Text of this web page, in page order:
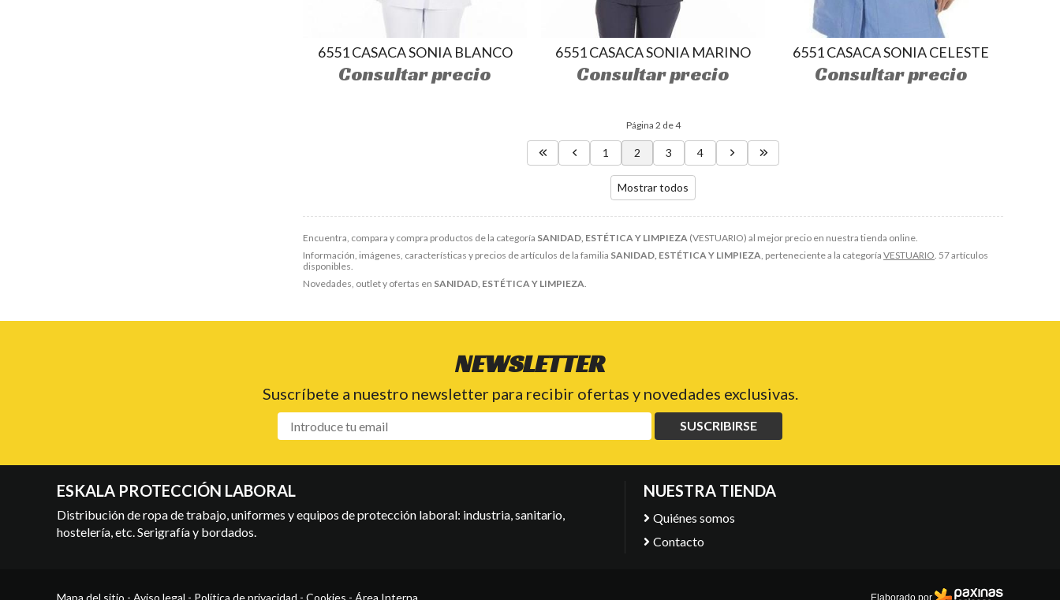
Encuentra, compara y compra productos de la categoría SANIDAD, ESTÉTICA Y LIMPIEZA (VESTUARIO) al mejor precio en nuestra tienda online.
Información, imágenes, características y precios de artículos de la familia SANIDAD, ESTÉTICA Y LIMPIEZA , perteneciente a la categoría VESTUARIO . 57 artículos
disponibles.
Novedades, outlet y ofertas en SANIDAD, ESTÉTICA Y LIMPIEZA
6551 CASACA SONIA BLANCO
Consultar precio
6551 CASACA SONIA MARINO
Consultar precio
6551 CASACA SONIA CELESTE
Consultar precio
Página 2 de 4
1 2 3 4
Mostrar todos
NEWSLETTER
Suscríbete a nuestro newsletter para recibir ofertas y novedades exclusivas.
SUSCRIBIRSE
ESKALA PROTECCIÓN LABORAL
Distribución de ropa de trabajo, uniformes y equipos de protección laboral: industria, sanitario,
hostelería, etc. Serigrafía y bordados.
NUESTRA TIENDA
Quiénes somos
Contacto
Mapa del sitio - Aviso legal - Política de privacidad - Cookies - Área Interna Elaborado por